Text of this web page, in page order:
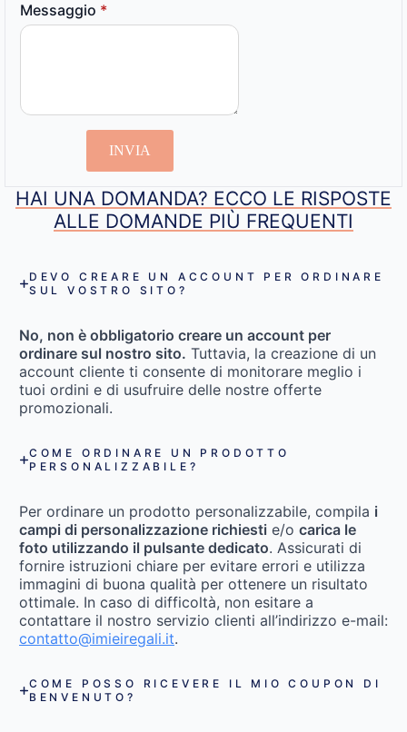
Messaggio *
INVIA
HAI UNA DOMANDA? ECCO LE RISPOSTE
ALLE DOMANDE PIÙ FREQUENTI
DEVO CREARE UN ACCOUNT PER ORDINARE
SUL VOSTRO SITO?
No, non è obbligatorio creare un account per
ordinare sul nostro sito. Tuttavia, la creazione di un
account cliente ti consente di monitorare meglio i
tuoi ordini e di usufruire delle nostre offerte
promozionali.
COME ORDINARE UN PRODOTTO
PERSONALIZZABILE?
Per ordinare un prodotto personalizzabile, compila i
campi di personalizzazione richiesti e/o carica le
foto utilizzando il pulsante dedicato. Assicurati di
fornire istruzioni chiare per evitare errori e utilizza
immagini di buona qualità per ottenere un risultato
ottimale. In caso di difficoltà, non esitare a
contattare il nostro servizio clienti all’indirizzo e-mail:
contatto@imieiregali.it.
COME POSSO RICEVERE IL MIO COUPON DI
BENVENUTO?